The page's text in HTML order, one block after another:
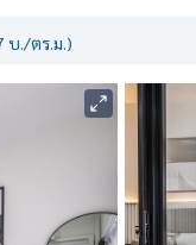
บ./ตร.ม.)